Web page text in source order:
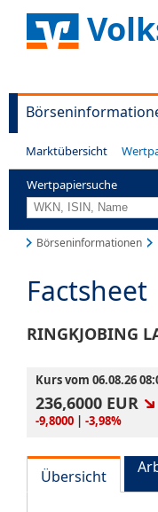
Marktübersicht
Wertpapiersuche
Börseninformationen
Factsheet
RINGKJOBING
Kurs vom 06.08.26
236,6000 EUR
-9,8000 | -3,98%
Übersicht